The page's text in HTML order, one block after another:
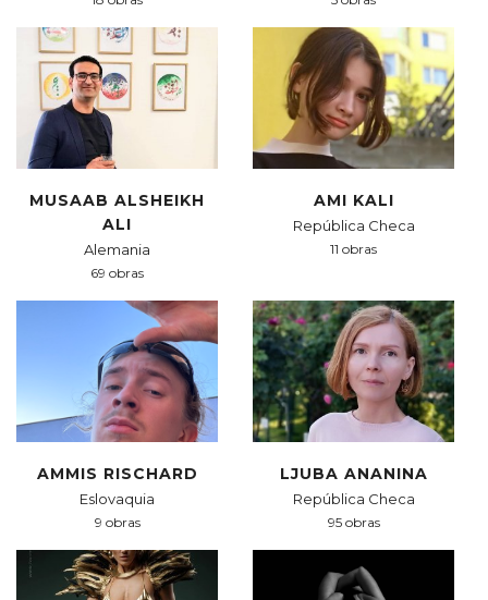
MUSAAB ALSHEIKH
ALI
Alemania
69 obras
AMI KALI
República Checa
11 obras
AMMIS RISCHARD
Eslovaquia
9 obras
LJUBA ANANINA
República Checa
95 obras